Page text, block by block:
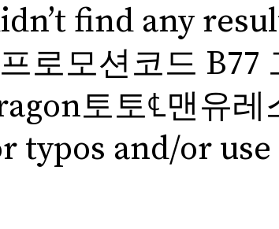
find any
로모션코드 B77
토토℄맨유레
typos and/or